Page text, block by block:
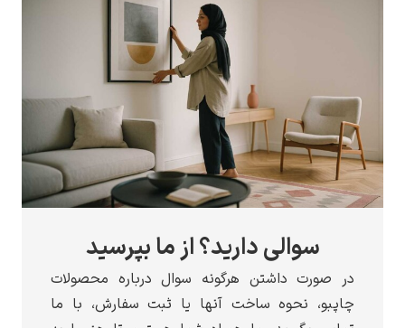
سوالی دارید؟ از ما بپرسید
صورت داشتن هرگونه سوال درباره محصولات
نحوه ساخت آنها یا ثبت سفارش، با ما